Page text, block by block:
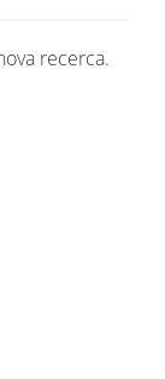
recerca.